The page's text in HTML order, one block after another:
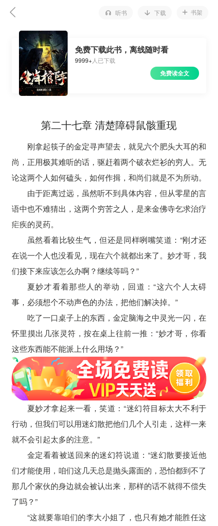
听书 下载 书架
免费下载此书，离线随时看
9999+人已下载
免费读全文
第二十七章 清楚障碍鼠骸重现
刚拿起筷子的金定寻声望去，就见六个肥头大耳的和
尚，正用极其难听的话，驱赶着两个破衣烂衫的穷人。无
论这两个人如何磕头，如何作揖，和尚们就是不为所动。
由于距离过远，虽然听不到具体内容，但从零星的言
语中也不难猜出，这两个穷苦之人，是来金佛寺乞求治疗
疟疾的灵药。
虽然看着比较生气，但还是同样咧嘴笑道：“刚才还
在说一个人也没看见，现在六个就都出来了。妙才哥，我
们接下来应该怎么办啊？继续等吗？”
夏妙才看着那些人的举动，回道：“这六个人太碍
事，必须想个不动声色的办法，把他们解决掉。”
吃了一口桌子上的东西，金定脑海之中灵光一闪，在
怀里摸出几张灵符，按在桌上往前一推：“妙才哥，你看
这些东西能不能派上什么用场？”
夏妙才拿起来一看，笑道：“迷幻符目标太大不利于
行动，但我们可以用迷幻散把他们几个人引走，这样一来
就不会引起太多的注意。”
金定看着被送回来的迷幻符说道：“迷幻散要接近他
们才能使用，咱们这几天总是抛头露面的，恐怕都到不了
那几个家伙的身边就会被认出来，那样的话不就得不偿失
了吗？”
“这就要靠咱们的李大小姐了，也只有她才能胜任这